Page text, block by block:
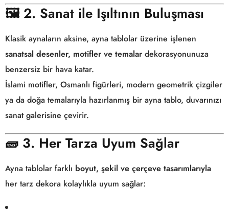
🖼️ 2. Sanat ile Işıltının Buluşması
Klasik aynaların aksine, ayna tablolar üzerine işlenen
sanatsal desenler, motifler ve temalar dekorasyonunuza
benzersiz bir hava katar.
İslami motifler, Osmanlı figürleri, modern geometrik çizgiler
ya da doğa temalarıyla hazırlanmış bir ayna tablo, duvarınızı
sanat galerisine çevirir.
🧱 3. Her Tarza Uyum Sağlar
Ayna tablolar farklı boyut, şekil ve çerçeve tasarımlarıyla
her tarz dekora kolaylıkla uyum sağlar: